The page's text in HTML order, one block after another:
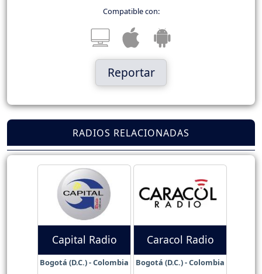
Compatible con:
Reportar
RADIOS RELACIONADAS
Capital Radio
Bogotá (D.C.) - Colombia
Caracol Radio
Bogotá (D.C.) - Colombia